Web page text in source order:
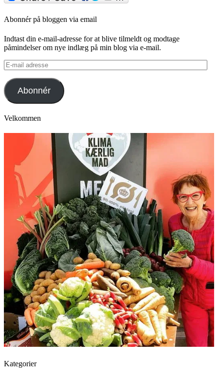
Abonnér på bloggen via email
Indtast din e-mail-adresse for at blive tilmeldt og modtage
påmindelser om nye indlæg på min blog via e-mail.
E-
mail
adresse
Abonnér
Velkommen
Kategorier